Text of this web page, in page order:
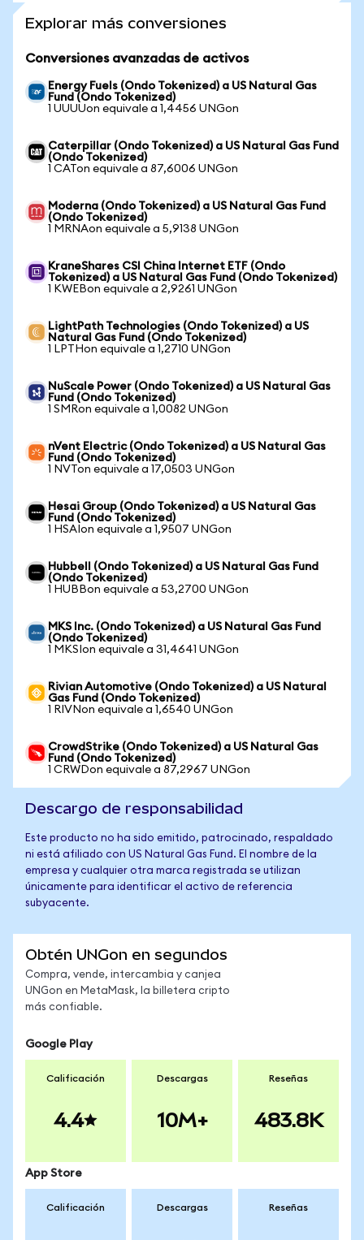
Explorar más conversiones
Conversiones avanzadas de activos
Energy Fuels (Ondo Tokenized) a US Natural Gas
Fund (Ondo Tokenized)
1 UUUUon equivale a 1,4456 UNGon
Caterpillar (Ondo Tokenized) a US Natural Gas Fund
(Ondo Tokenized)
1 CATon equivale a 87,6006 UNGon
Moderna (Ondo Tokenized) a US Natural Gas Fund
(Ondo Tokenized)
1 MRNAon equivale a 5,9138 UNGon
KraneShares CSI China Internet ETF (Ondo
Tokenized) a US Natural Gas Fund (Ondo Tokenized)
1 KWEBon equivale a 2,9261 UNGon
LightPath Technologies (Ondo Tokenized) a US
Natural Gas Fund (Ondo Tokenized)
1 LPTHon equivale a 1,2710 UNGon
NuScale Power (Ondo Tokenized) a US Natural Gas
Fund (Ondo Tokenized)
1 SMRon equivale a 1,0082 UNGon
nVent Electric (Ondo Tokenized) a US Natural Gas
Fund (Ondo Tokenized)
1 NVTon equivale a 17,0503 UNGon
Hesai Group (Ondo Tokenized) a US Natural Gas
Fund (Ondo Tokenized)
1 HSAIon equivale a 1,9507 UNGon
Hubbell (Ondo Tokenized) a US Natural Gas Fund
(Ondo Tokenized)
1 HUBBon equivale a 53,2700 UNGon
MKS Inc. (Ondo Tokenized) a US Natural Gas Fund
(Ondo Tokenized)
1 MKSIon equivale a 31,4641 UNGon
Rivian Automotive (Ondo Tokenized) a US Natural
Gas Fund (Ondo Tokenized)
1 RIVNon equivale a 1,6540 UNGon
CrowdStrike (Ondo Tokenized) a US Natural Gas
Fund (Ondo Tokenized)
1 CRWDon equivale a 87,2967 UNGon
Descargo de responsabilidad
Este producto no ha sido emitido, patrocinado, respaldado
ni está afiliado con US Natural Gas Fund. El nombre de la
empresa y cualquier otra marca registrada se utilizan
únicamente para identificar el activo de referencia
subyacente.
Obtén UNGon en segundos
Compra, vende, intercambia y canjea
UNGon en MetaMask, la billetera cripto
más confiable.
Google Play
Calificación
4.4
Descargas
10M+
Reseñas
483.8K
App Store
Calificación Descargas Reseñas